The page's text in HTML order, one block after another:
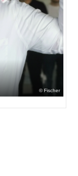
Fischer